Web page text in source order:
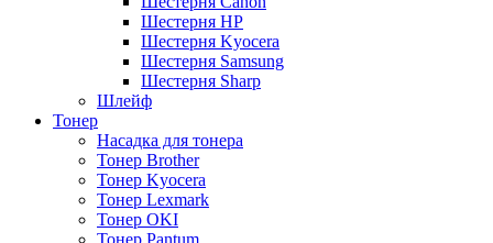
Шестерня HP
Шестерня Kyocera
Шестерня Samsung
Шестерня Sharp
Шлейф
Тонер
Насадка для тонера
Тонер Brother
Тонер Kyocera
Тонер Lexmark
Тонер OKI